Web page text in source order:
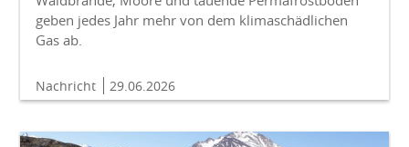
geben jedes Jahr mehr von dem klimaschädlichen
Gas ab.
Nachricht 29.06.2026